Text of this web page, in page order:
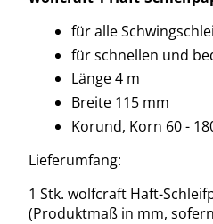
für alle
für schnellen und
Länge 4 m
Breite 115 mm
Korund, Korn 60 -
Lieferumfang:
1 Stk. wolfcraft Haft-
(Produktmaß in mm,